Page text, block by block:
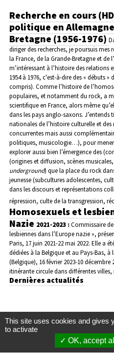
Recherche en cours
politique en
Bretagne (1956-1976)
diriger des recherches, je poursuis mes
la France, de la Grande-Bretagne et de
m’intéressant à l’histoire des relations
1954 à 1976, c'est-à-dire des « débuts
compris). Comme l’histoire de
populaires, et notamment du rock, a
scientifique en France, alors même
dans les pays anglo-saxons.
nationales de l’histoire culturelle et
concurrentes mais aussi
politiques, musicologie…), pour mener
explorer aussi bien l’émergence des
(origines et diffusion, scènes
underground) que la place du rock
jeunesse (subcultures adolescentes,
dans les discours et représentations
répression, culte de la transgression,
Homosexuels et
Nazie 2021-2023 :Commissaire
lesbiennes dans l’Europe nazie »,
Paris, 17 juin 2021-22 mai 2022. Elle a
dédiées à la Belgique et au Pays-Bas, à
(Belgique), 16 février 2023-10
itinérante circule dans différentes
Dernières actualités
This site uses cookies and gives
to activate
OK, accept all